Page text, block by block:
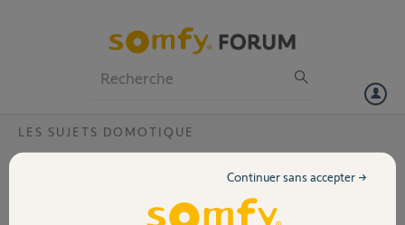
Volet
LES SUJETS DOMOTIQUE
Serait-il possible de desactivé ma tahoma PIN: 1234-0968-6649.
Continuer sans accepter →